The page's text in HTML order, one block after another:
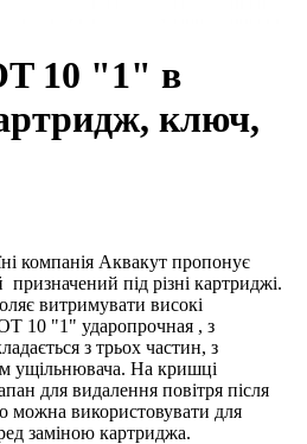
10 "1" в
ключ,
компанія Аквакут пропонує
під різні картриджі.
витримувати високі
10 "1" ударопрочная , з
з трьох частин, з
ущільнювача. На кришці
для видалення повітря після
можна використовувати для
заміною картриджа.